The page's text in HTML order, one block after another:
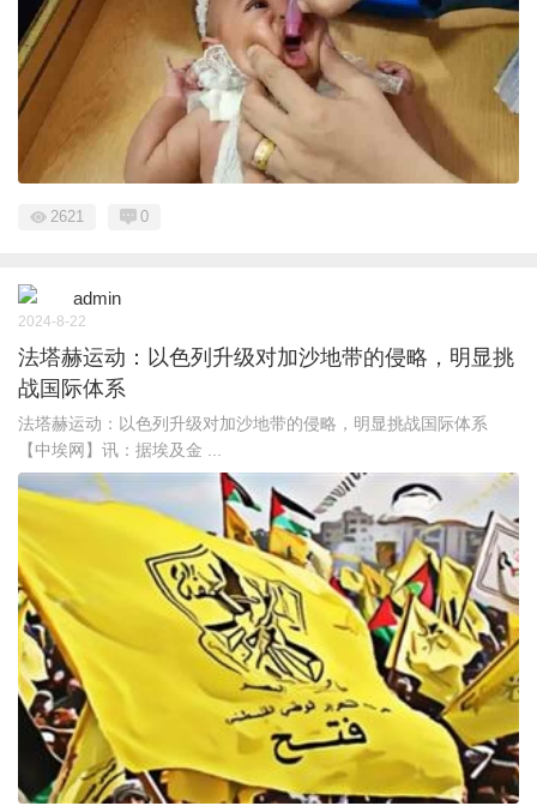
2621 0
admin
2024-8-22
法塔赫运动：以色列升级对加沙地带的侵略，明显挑
战国际体系
法塔赫运动：以色列升级对加沙地带的侵略，明显挑战国际体系
【中埃网】讯：据埃及金 ...